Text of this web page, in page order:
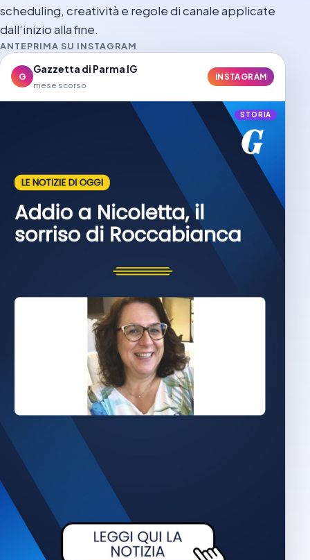
scheduling, creatività e regole di canale applicate
dall’inizio alla fine.
ANTEPRIMA SU INSTAGRAM
G
Gazzetta di Parma IG
mese scorso
INSTAGRAM
STORIA